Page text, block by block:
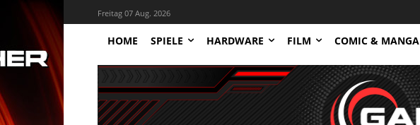
Freitag 07 Aug. 2026
HOME SPIELE HARDWARE FILM COMIC & MANGA